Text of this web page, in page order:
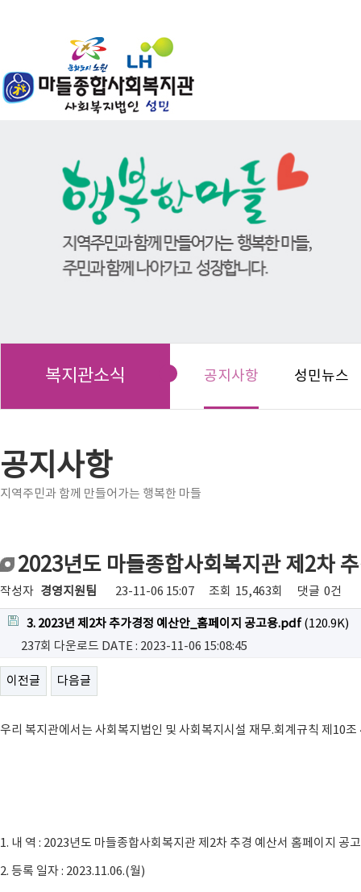
복지관소식 공지사항 성민뉴스
공지사항
지역주민과 함께 만들어가는 행복한 마들
2023년도 마들종합사회복지관 제2차
작성자 경영지원팀 23-11-06 15:07 조회 15,463회 댓글 0건
3. 2023년 제2차 추가경정 예산안_홈페이지 공고용.pdf (120.9K)
237회 다운로드 DATE : 2023-11-06 15:08:45
이전글 다음글
우리 복지관에서는 사회복지법인 및 사회복지시설 재무.회계규칙 제10
1. 내 역 : 2023년도 마들종합사회복지관 제2차 추경 예산서 홈페이지 공고
2. 등록 일자 : 2023.11.06.(월)